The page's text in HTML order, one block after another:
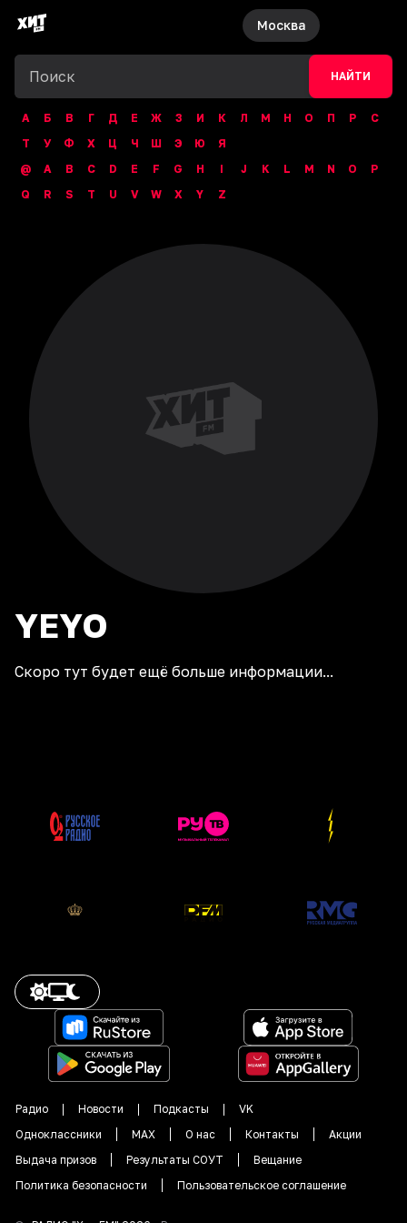
Москва
НАЙТИ
А Б В Г Д Е Ж З И К Л М Н О П Р
С
Т
У Ф Х Ц Ч Ш Э Ю
Я
@
A B C D E F G H I J K L M N O
P
Q
R S T U V W X Y Z
YEYO
Скоро тут будет ещё больше информации...
Радио Новости Подкасты
VK
Одноклассники
MAX О нас Контакты
Акции
Выдача призов
Результаты СОУТ
Вещание
Политика безопасности
Пользовательское соглашение